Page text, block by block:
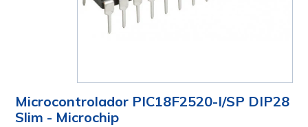
Microcontrolador PIC18F2520-I/SP DIP28
Slim - Microchip